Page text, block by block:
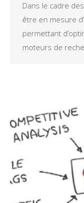
Dans le cadre
être en mesure
permettant
moteurs de